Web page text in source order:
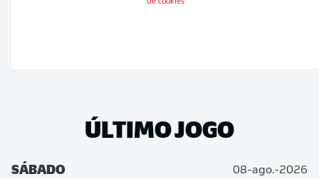
de cookies
ÚLTIMO JOGO
SÁBADO 08-ago.-2026